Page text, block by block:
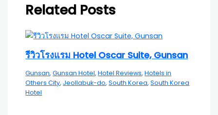
Related Posts
รีวิวโรงแรม Hotel Oscar Suite, Gunsan
Gunsan,Gunsan Hotel,Hotel Reviews,Hotels in
Others City, Jeollabuk-do,South Korea,South Korea
Hotel